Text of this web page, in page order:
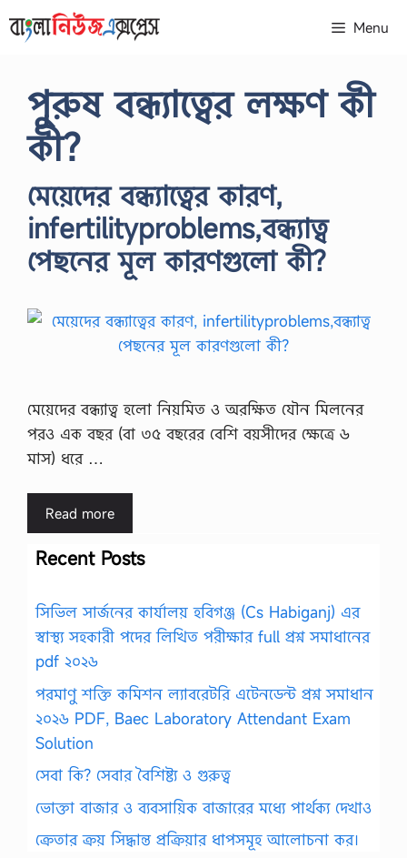
to
Menu
পুরুষ বন্ধ্যাত্বের লক্ষণ কী
কী?
মেয়েদের বন্ধ্যাত্বের কারণ,
infertilityproblems,বন্ধ্যাত্ব
পেছনের মূল কারণগুলো কী?
মেয়েদের বন্ধ্যাত্ব হলো নিয়মিত ও অরক্ষিত যৌন মিলনের
পরও এক বছর (বা ৩৫ বছরের বেশি বয়সীদের ক্ষেত্রে ৬
মাস) ধরে …
Read more
Recent Posts
সিভিল সার্জনের কার্যালয় হবিগঞ্জ (Cs Habiganj) এর
স্বাস্থ্য সহকারী পদের লিখিত পরীক্ষার full প্রশ্ন সমাধানের
pdf ২০২৬
পরমাণু শক্তি কমিশন ল্যাবরেটরি এটেনডেন্ট প্রশ্ন সমাধান
২০২৬ PDF, Baec Laboratory Attendant Exam
Solution
সেবা কি? সেবার বৈশিষ্ট্য ও গুরুত্ব
ভোক্তা বাজার ও ব্যবসায়িক বাজারের মধ্যে পার্থক্য দেখাও
ক্রেতার ক্রয় সিদ্ধান্ত প্রক্রিয়ার ধাপসমূহ আলোচনা কর।